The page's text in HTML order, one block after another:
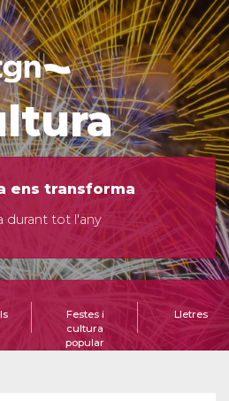
ens transforma
durant tot l'any
Festes i
cultura
popular
Lletres